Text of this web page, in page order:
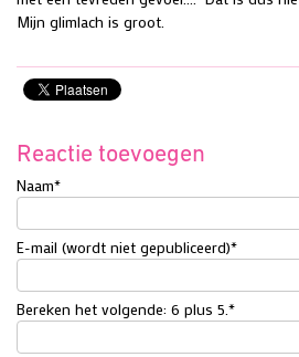
Mijn glimlach is groot.
Reactie toevoegen
Naam*
E-mail (wordt niet gepubliceerd)*
Bereken het volgende: 6 plus 5. *